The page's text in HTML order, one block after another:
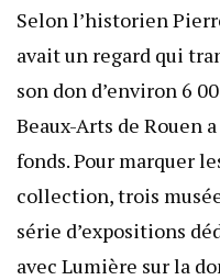
Selon l’historien
avait un regard qui
son don d’environ 6
Beaux-Arts de Rouen
fonds. Pour marquer
collection, trois
série d’expositions
avec Lumière sur la